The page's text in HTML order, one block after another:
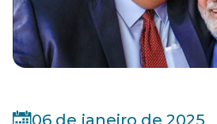
06 de janeiro de 2025